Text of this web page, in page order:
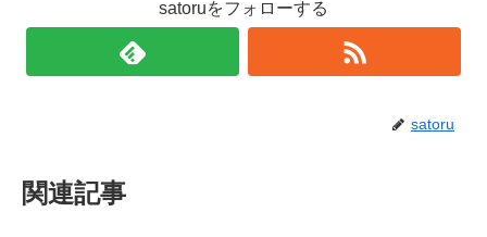
satoruをフォローする
satoru
関連記事